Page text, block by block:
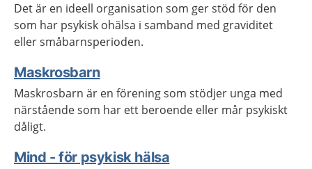
Det är en ideell organisation som ger stöd för den
som har psykisk ohälsa i samband med graviditet
ellersmåbarnsperioden.
Maskrosbarn
Maskrosbarn är en förening som stödjer unga med
närstående som har ett beroende eller mår psykiskt
dåligt.
Mind - för psykisk hälsa